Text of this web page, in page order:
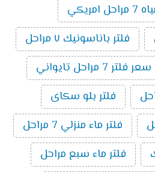
فلتر باناسونيك ٧ مراحل
سعر فلتر 7 مراحل تايواني
فلتر بلو سكاى
فلتر ماء منزلي 7 مراحل
فلتر ماء سبع مراحل